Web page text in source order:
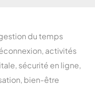
du temps
activités
sécurité en ligne,
bien-être